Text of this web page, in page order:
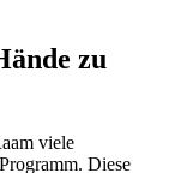
zu
viele
Diese